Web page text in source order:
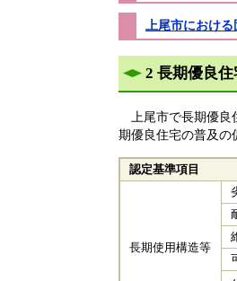
上尾市における
2 長期優良
上尾市で長期優良
期優良住宅の普及の
認定基準項目
長期使用構造等